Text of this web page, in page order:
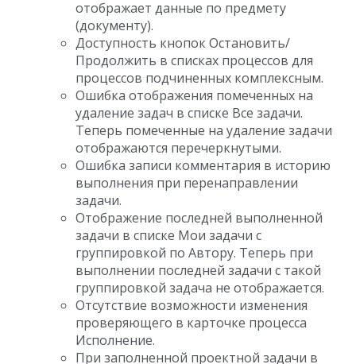
отображает данные по предмету
(документу).
Доступность кнопок Остановить/
Продолжить в списках процессов для
процессов подчиненных комплексным.
Ошибка отображения помеченных на
удаление задач в списке Все задачи.
Теперь помеченные на удаление задачи
отображаются перечеркнутыми.
Ошибка записи комментария в историю
выполнения при перенаправлении
задачи.
Отображение последней выполненной
задачи в списке Мои задачи с
группировкой по Автору. Теперь при
выполнении последней задачи с такой
группировкой задача не отображается.
Отсутствие возможности изменения
проверяющего в карточке процесса
Исполнение.
При заполненной проектной задачи в